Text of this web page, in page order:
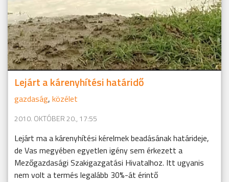
Lejárt a kárenyhítési határidő
gazdaság, közélet
2010. OKTÓBER 20., 17:55
Lejárt ma a kárenyhítési kérelmek beadásának határideje,
de Vas megyében egyetlen igény sem érkezett a
Mezőgazdasági Szakigazgatási Hivatalhoz. Itt ugyanis
nem volt a termés legalább 30%-át érintő